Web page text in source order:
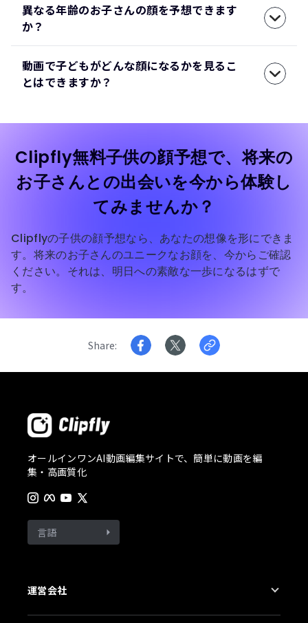
異なる年齢のお子さんの顔を予想できます
か？
動画で子どもがどんな顔になるかを見るこ
とはできますか？
Clipfly無料子供の顔予想で、将来の
お子さんとの出会いを今から体験し
てみませんか？
Clipflyの子供の顔予想なら、あなたの想像を形にできま
す。将来のお子さんのユニークなお顔を、今からご確認
ください。それは、明日への素敵な一歩になるはずで
す。
Share
オールインワンAI動画編集サイトで、簡単に動画を編
集・高画質化
言語
運営会社